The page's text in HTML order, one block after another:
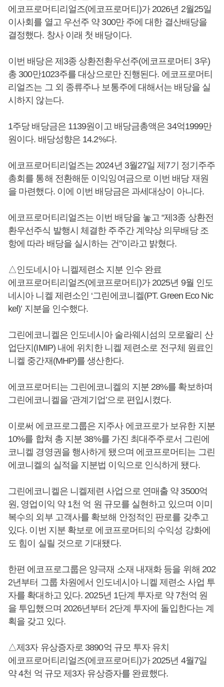
에코프로머티리얼즈(에코프로머티)가 2026년 2월25일
이사회를 열고 우선주 약 300만 주에 대한 결산배당을
결정했다. 창사 이래 첫 배당이다.
이번 배당은 제3종 상환전환우선주(에코프로머티 3우)
총 300만1023주를 대상으로만 진행된다. 에코프로머티
리얼즈는 그 외 종류주나 보통주에 대해서는 배당을 실
시하지 않는다.
1주당 배당금은 1139원이고 배당금총액은 34억1999만
원이다. 배당성향은 14.2%다.
에코프로머티리얼즈는 2024년 3월27일 제7기 정기주주
총회를 통해 전환해둔 이익잉여금으로 이번 배당 재원
을 마련했다. 이에 이번 배당금은 과세대상이 아니다.
에코프로머티리얼즈는 이번 배당을 놓고 “제3종 상환전
환우선주식 발행시 체결한 주주간 계약상 의무배당 조
항에 따라 배당을 실시하는 건”이라고 밝혔다.
△인도네시아 니켈제련소 지분 인수 완료
에코프로머티리얼즈(에코프로머티)가 2025년 9월 인도
네시아 니켈 제련소인 ‘그린에코니켈(PT. Green Eco Nic
kel)’ 지분을 인수했다.
그린에코니켈은 인도네시아 술라웨시섬의 모로왈리 산
업단지(IMIP) 내에 위치한 니켈 제련소로 전구체 원료인
니켈 중간재(MHP)를 생산한다.
에코프로머티는 그린에코니켈의 지분 28%를 확보하며
그린에코니켈을 ‘관계기업’으로 편입시켰다.
이로써 에코프로그룹은 지주사 에코프로가 보유한 지분
10%를 합쳐 총 지분 38%를 가진 최대주주로서 그린에
코니켈 경영권을 행사하게 됐으며 에코프로머티는 그린
에코니켈의 실적을 지분법 이익으로 인식하게 됐다.
그린에코니켈은 니켈제련 사업으로 연매출 약 3500억
원, 영업이익 약 1천 억 원 규모를 실현하고 있으며 이미
복수의 외부 고객사를 확보해 안정적인 판로를 갖추고
있다. 이번 지분 확보로 에코프로머티의 수익성 강화에
도 힘이 실릴 것으로 기대됐다.
한편 에코프로그룹은 양극재 소재 내재화 등을 위해 202
2년부터 그룹 차원에서 인도네시아 니켈 제련소 사업 투
자를 확대하고 있다. 2025년 1단계 투자로 약 7천억 원
을 투입했으며 2026년부터 2단계 투자에 돌입한다는 계
획을 갖고 있다.
△제3자 유상증자로 3890억 규모 투자 유치
에코프로머티리얼즈(에코프로머티)가 2025년 4월7일
약 4천 억 규모 제3자 유상증자를 완료했다.